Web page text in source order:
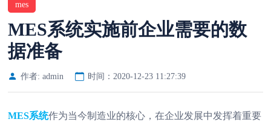
mes
MES系统实施前企业需要的数
据准备
作者: admin 时间：2020-12-23 11:27:39
MES系统作为当今制造业的核心，在企业发展中发挥着重要